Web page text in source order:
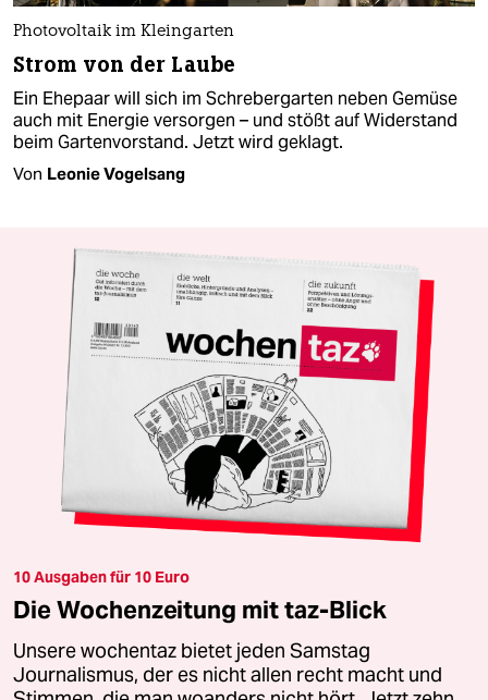
Photovoltaik im Kleingarten
Strom von der Laube
Ein Ehepaar will sich im Schrebergarten neben Gemüse
auch mit Energie versorgen – und stößt auf Widerstand
beim Gartenvorstand. Jetzt wird geklagt.
Von Leonie Vogelsang
10 Ausgaben für 10 Euro
Die Wochenzeitung mit taz-Blick
Unsere wochentaz bietet jeden Samstag
Journalismus, der es nicht allen recht macht und